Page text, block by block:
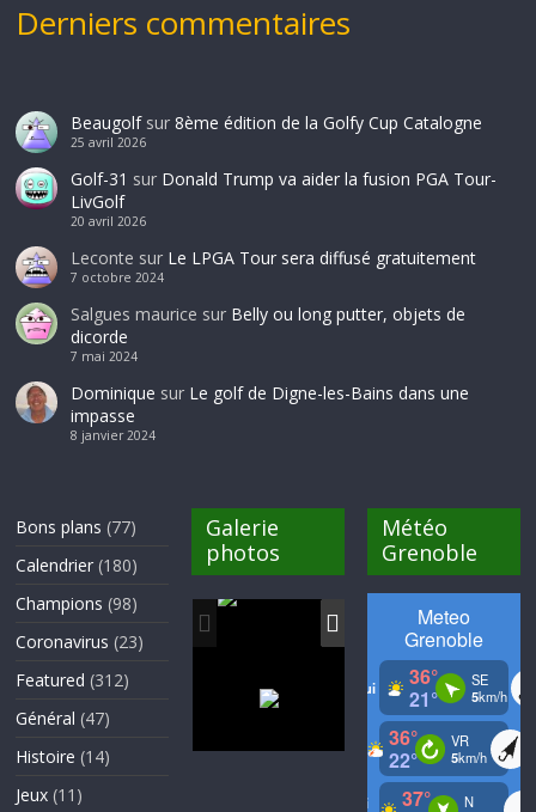
Derniers commentaires
Beaugolfsur 8ème édition de la Golfy Cup Catalogne
25 avril 2026
Golf-31 sur Donald Trump va aider la fusion PGA Tour-
LivGolf
20 avril 2026
Leconte sur Le LPGA Tour sera diffusé gratuitement
7 octobre 2024
Salgues maurice sur Belly ou long putter, objets de
dicorde
7 mai 2024
Dominique sur Le golf de Digne-les-Bains dans une
impasse
8 janvier 2024
Bons plans (77)
Calendrier (180)
Champions (98)
Coronavirus (23)
Featured (312)
Général (47)
Histoire (14)
Jeux (11)
Galerie
photos
Météo
Grenoble